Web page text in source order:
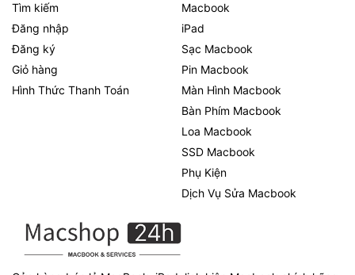
Tìm kiếm
Đăng nhập
Đăng ký
Giỏ hàng
Hình Thức Thanh Toán
Macbook
iPad
Sạc Macbook
Pin Macbook
Màn Hình Macbook
Bàn Phím Macbook
Loa Macbook
SSD Macbook
Phụ Kiện
Dịch Vụ Sửa Macbook